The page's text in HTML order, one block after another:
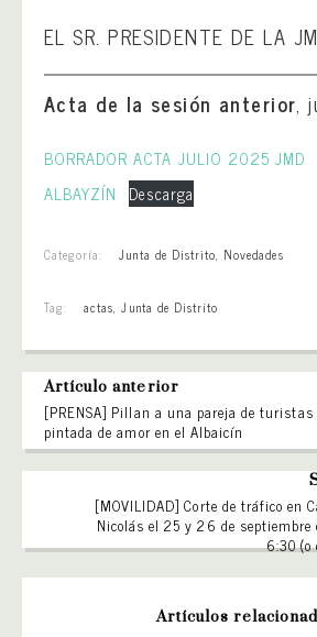
EL SR. PRESIDENTE DE LA
Acta de la sesión anterior,
BORRADOR ACTA JULIO 2025 JMD
ALBAYZÍN Descarga
Categoría: Junta de Distrito, Novedades
Tag: actas,Junta de Distrito
Artículo anterior
[PRENSA] Pillan a una pareja de
pintada de amor en el Albaicín
[MOVILIDAD] Corte de tráfico en
Nicolás el 25 y 26 de
6:30 (o
Artículos